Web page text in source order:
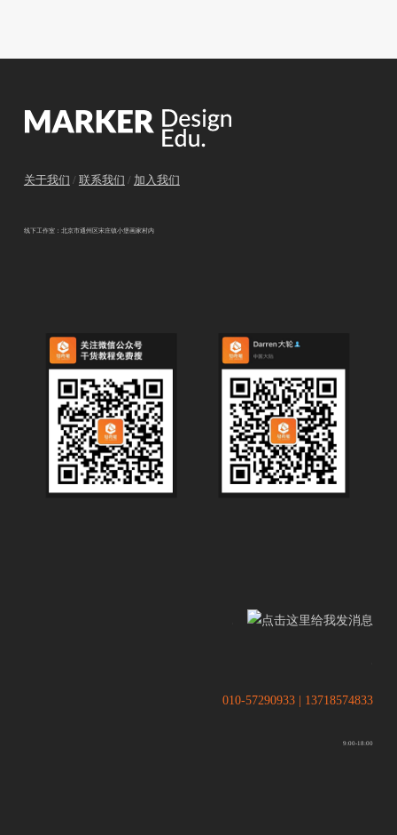
关于我们 / 联系我们 / 加入我们
线下工作室：北京市通州区宋庄镇小堡画家村内
010-57290933 | 13718574833
9:00-18:00